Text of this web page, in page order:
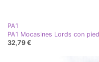
PA1
PA1 Mocasines Lords con
32,79 €